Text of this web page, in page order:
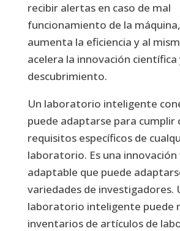
recibir alertas en caso de mal
funcionamiento de la
aumenta la eficiencia y al
acelera la innovación científica
descubrimiento.
Un laboratorio inteligente
puede adaptarse para cumplir
requisitos específicos de
laboratorio. Es una innovación
adaptable que puede
variedades de investigadores.
laboratorio inteligente puede
inventarios de artículos de